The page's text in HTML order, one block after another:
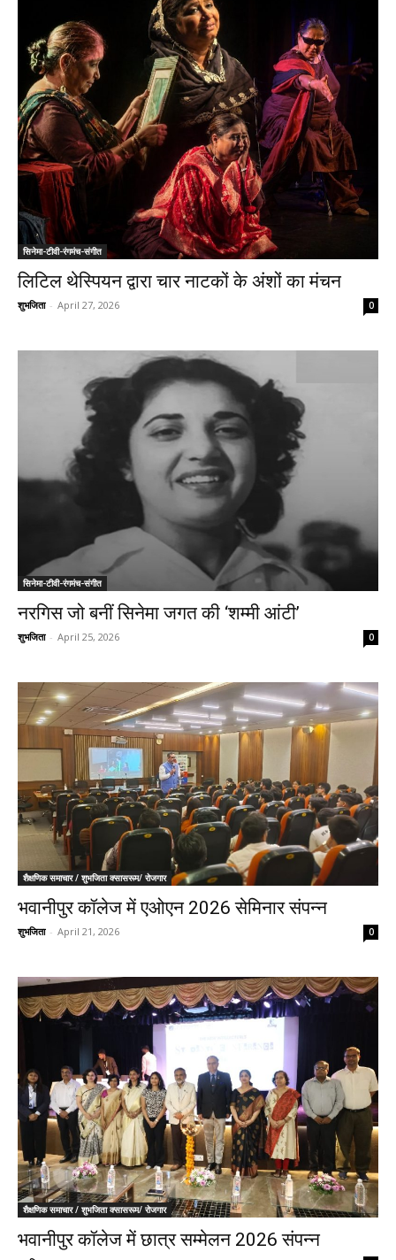
सिनेमा-टीवी-रंगमंच-संगीत
लिटिल थेस्पियन द्वारा चार नाटकों के अंशों का मंचन
शुभजिता - April 27, 2026 0
सिनेमा-टीवी-रंगमंच-संगीत
नरगिस जो बनीं सिनेमा जगत की ‘शम्मी आंटी’
शुभजिता - April 25, 2026 0
शैक्षणिक समाचार / शुभजिता क्सासरूम/ रोजगार
भवानीपुर कॉलेज में एओएन 2026 सेमिनार संपन्न
शुभजिता - April 21, 2026 0
शैक्षणिक समाचार / शुभजिता क्सासरूम/ रोजगार
भवानीपुर कॉलेज में छात्र सम्मेलन 2026 संपन्न